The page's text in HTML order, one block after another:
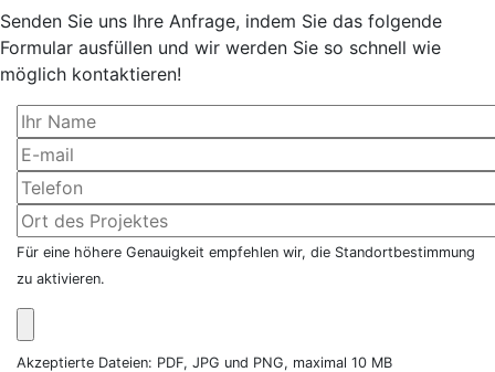
Senden Sie uns Ihre Anfrage, indem Sie das folgende
Formular ausfüllen und wir werden Sie so schnell wie
möglich kontaktieren!
Für eine höhere Genauigkeit empfehlen wir, die Standortbestimmung
zu aktivieren.
Akzeptierte Dateien: PDF, JPG und PNG, maximal 10 MB